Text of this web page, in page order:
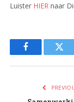
Luister HIER naar
Facebook